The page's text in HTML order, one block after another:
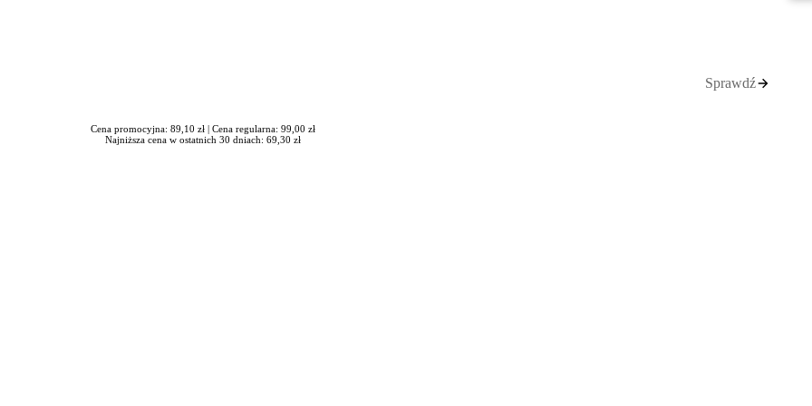
Sprawdź
Cena promocyjna: 89,10 zł | Cena regularna: 99,00 zł
Najniższa cena w ostatnich 30 dniach: 69,30 zł